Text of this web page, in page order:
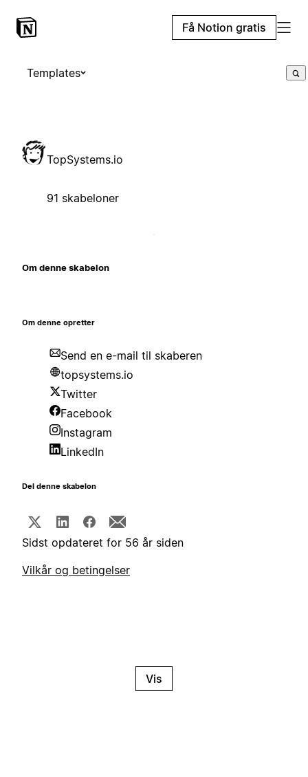
Få Notion gratis
Templates
TopSystems.io
91 skabeloner
Om denne skabelon
Om denne opretter
Send en e-mail til skaberen
topsystems.io
Twitter
Facebook
Instagram
LinkedIn
Del denne skabelon
Sidst opdateret for 56 år siden
Vilkår og betingelser
Vis